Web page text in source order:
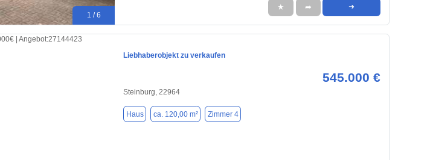
1 / 6
★ ➦ ➜
Liebhaberobjekt zu verkaufen
545.000 €
Steinburg, 22964
Haus ca. 120,00 m² Zimmer 4